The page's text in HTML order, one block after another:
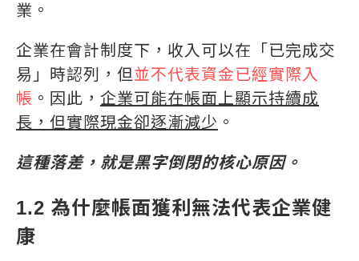
業。
企業在會計制度下，收入可以在「已完成交
易」時認列，但並不代表資金已經實際入
帳 。因此， 企業可能在帳面上顯示持續成
長，但實際現金卻逐漸減少 。
這種落差，就是黑字倒閉的核心原因。
1.2 為什麼帳面獲利無法代表企業健
康